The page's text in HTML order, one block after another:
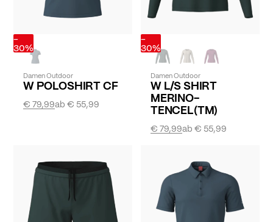
-
30%
Damen Outdoor
W POLOSHIRT CF
ab€ 55,99
€ 79,99
-
30%
Damen Outdoor
W L/S SHIRT
MERINO-
TENCEL(TM)
ab€ 55,99
€ 79,99